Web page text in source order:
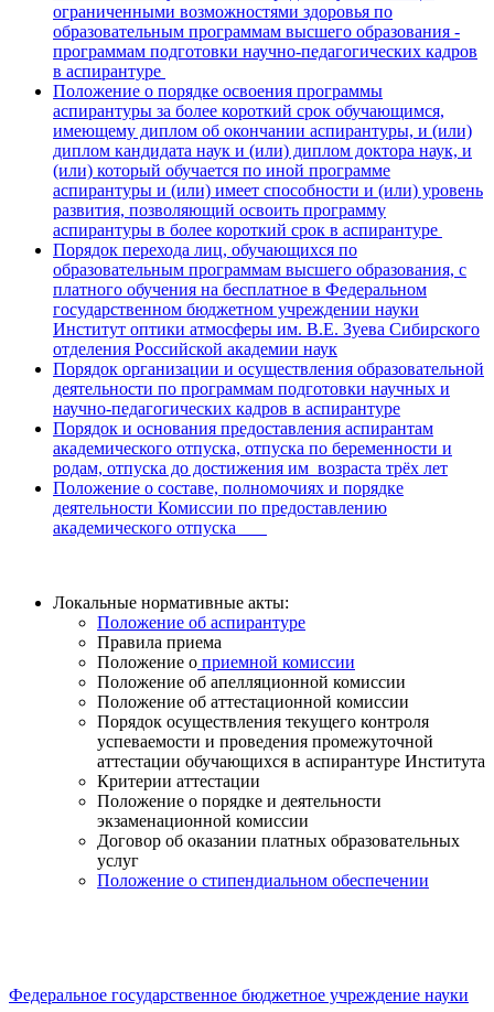
ограниченными возможностями здоровья по
образовательным программам высшего образования -
программам подготовки научно-педагогических кадров
в аспирантуре
Положение о порядке освоения программы
аспирантуры за более короткий срок обучающимся,
имеющему диплом об окончании аспирантуры, и (или)
диплом кандидата наук и (или) диплом доктора наук, и
(или) который обучается по иной программе
аспирантуры и (или) имеет способности и (или) уровень
развития, позволяющий освоить программу
аспирантуры в более короткий срок в аспирантуре
Порядок перехода лиц, обучающихся по
образовательным программам высшего образования, с
платного обучения на бесплатное в Федеральном
государственном бюджетном учреждении науки
Институт оптики атмосферы им. В.Е. Зуева Сибирского
отделения Российской академии наук
Порядок организации и осуществления образовательной
деятельности по программам подготовки научных и
научно-педагогических кадров в аспирантуре
Порядок и основания предоставления аспирантам
академического отпуска, отпуска по беременности и
родам, отпуска до достижения им возраста трёх лет
Положение о составе, полномочиях и порядке
деятельности Комиссии по предоставлению
академического отпуска
Локальные нормативные акты:
Положение об аспирантуре
Правила приема
Положение о приемной комиссии
Положение об апелляционной комиссии
Положение об аттестационной комиссии
Порядок осуществления текущего контроля
успеваемости и проведения промежуточной
аттестации обучающихся в аспирантуре Института
Критерии аттестации
Положение о порядке и деятельности
экзаменационной комиссии
Договор об оказании платных образовательных
услуг
Положение о стипендиальном обеспечении
Федеральное государственное бюджетное учреждение науки